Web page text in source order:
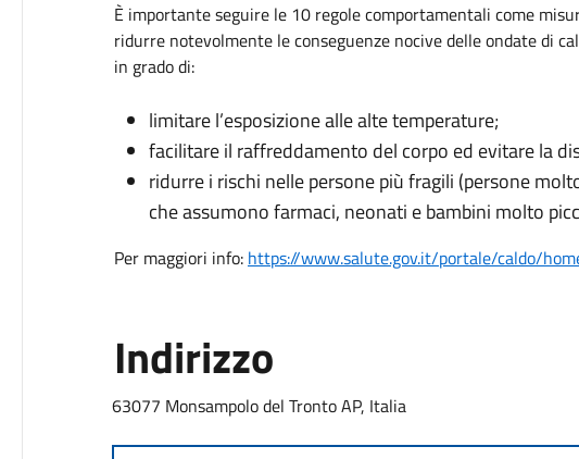
È importante seguire le 10 regole comportamentali come
ridurre notevolmente le conseguenze nocive delle ondate di
in grado di:
limitare l’esposizione alle alte temperature;
facilitare il raffreddamento del corpo ed evitare la
ridurre i rischi nelle persone più fragili (persone
che assumono farmaci, neonati e bambini molto
Per maggiori info: https://www.salute.gov.it/portale/caldo/
Indirizzo
63077 Monsampolo del Tronto AP, Italia